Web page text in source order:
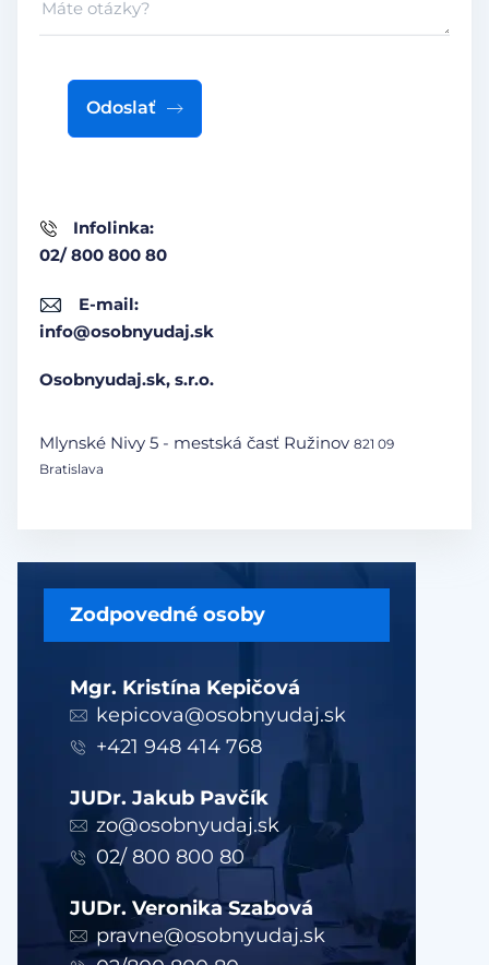
Zodpovedné osoby
Mgr. Kristína Kepičová
kepicova@osobnyudaj.sk
+421 948 414 768
JUDr. Jakub Pavčík
zo@osobnyudaj.sk
02/ 800 800 80
JUDr. Veronika Szabová
pravne@osobnyudaj.sk
Infolinka:
02/ 800 800 80
E-mail:
info@osobnyudaj.sk
Osobnyudaj.sk, s.r.o.
Mlynské Nivy 5 - mestská časť Ružinov 821 09
Bratislava
Odoslať